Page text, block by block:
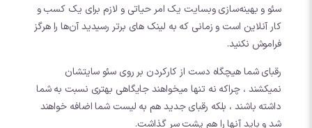
سئو و بهینه‌سازی وبسایت یک امر حیاتی و لازم برای یک کسب و
کار آنلاین است و زمانی که به لینک های برتر رسیدید آن‌ها را هرگز
فراموش نکنید.
رقبای شما هیچگاه دست از کارکردن بر روی سئو سایتشان
نمیکشند ، چراکه نه تنها میخواهند جایگاهی بهتری نسبت به شما
داشته باشند ، بلکه رقبای جدید هم به لیست شما اضافه خواهند
شد و باید آنها را هم پشت سر گذاشت.